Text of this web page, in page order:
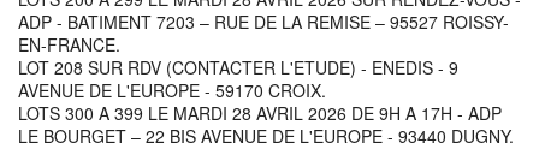
ADP - BATIMENT 7203 – RUE DE LA REMISE – 95527 ROISSY-
EN-FRANCE.
LOT 208 SUR RDV (CONTACTER L'ETUDE) - ENEDIS - 9
AVENUE DE L'EUROPE - 59170 CROIX.
LOTS 300 A 399 LE MARDI 28 AVRIL 2026 DE 9H A 17H - ADP
LE BOURGET – 22 BIS AVENUE DE L'EUROPE - 93440 DUGNY.